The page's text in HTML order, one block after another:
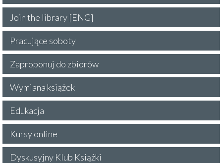
Join the library [ENG]
Pracujące soboty
Zaproponuj do zbiorów
Wymiana książek
Edukacja
Kursy online
Dyskusyjny Klub Książki